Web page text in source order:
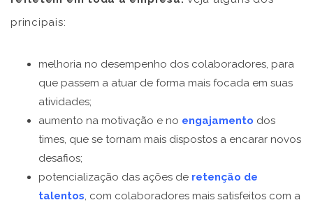
principais:
melhoria no desempenho dos colaboradores, para
que passem a atuar de forma mais focada em suas
atividades;
aumento na motivação e no engajamento dos
times, que se tornam mais dispostos a encarar novos
desafios;
potencialização das ações de retenção de
talentos , com colaboradores mais satisfeitos com a